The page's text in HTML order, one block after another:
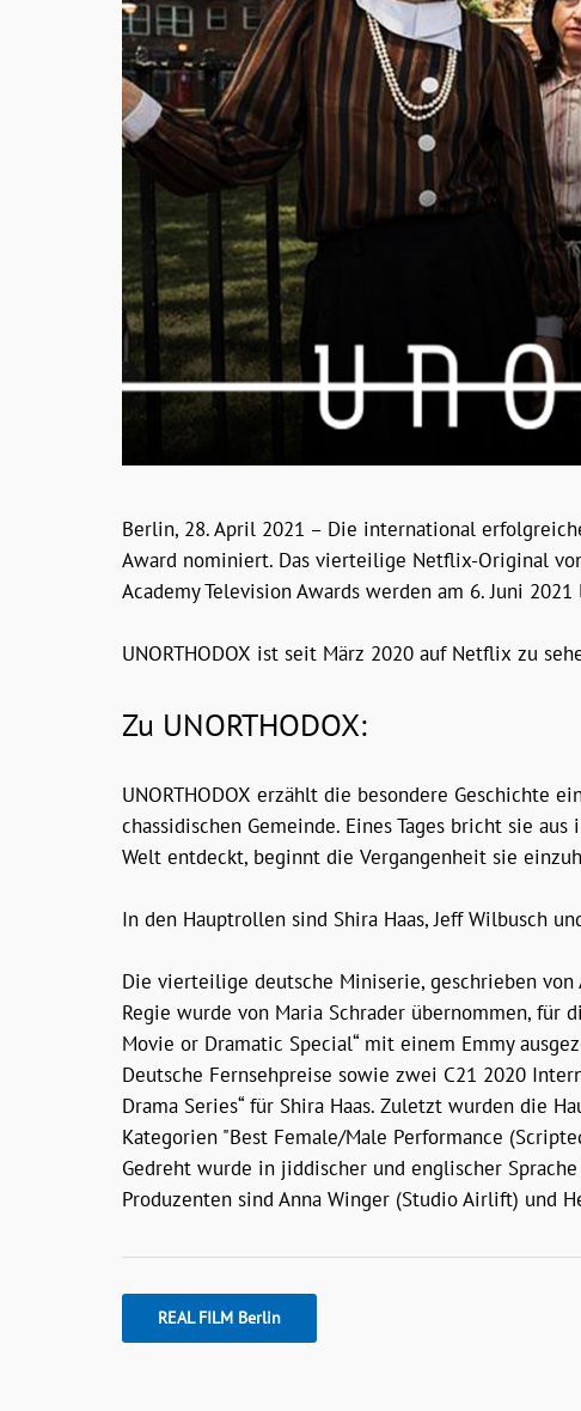
Berlin, 28. April 2021 – Die international
Award nominiert. Das vierteilige Netflix-Original
Academy Television Awards werden am 6. Juni
UNORTHODOX ist seit März 2020 auf Netflix zu
Zu UNORTHODOX:
UNORTHODOX erzählt die besondere Geschichte
chassidischen Gemeinde. Eines Tages bricht sie
Welt entdeckt, beginnt die Vergangenheit sie
In den Hauptrollen sind Shira Haas, Jeff Wilbusch
Die vierteilige deutsche Miniserie, geschrieben
Regie wurde von Maria Schrader übernommen,
Movie or Dramatic Special“ mit einem Emmy
Deutsche Fernsehpreise sowie zwei C21 2020
Drama Series“ für Shira Haas. Zuletzt wurden die
Kategorien "Best Female/Male Performance
Gedreht wurde in jiddischer und englischer
Produzenten sind Anna Winger (Studio Airlift) und
REAL FILM Berlin